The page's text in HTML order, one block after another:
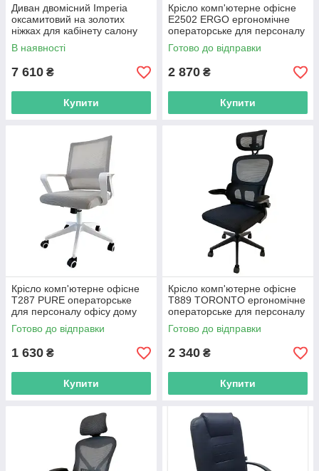
Диван двомісний Imperia
оксамитовий на золотих
ніжках для кабінету салону
бутіків R_2567
В наявності
7 610 ₴
Купити
Крісло комп'ютерне офісне
Е2502 ERGO ергономічне
операторське для персоналу
офісу будинку R_2567
Готово до відправки
2 870 ₴
Купити
Крісло комп'ютерне офісне
T287 PURE операторське
для персоналу офісу дому
R_2567
Готово до відправки
1 630 ₴
Купити
Крісло комп'ютерне офісне
Т889 TORONTO ергономічне
операторське для персоналу
офісу дому R_2567
Готово до відправки
2 340 ₴
Купити